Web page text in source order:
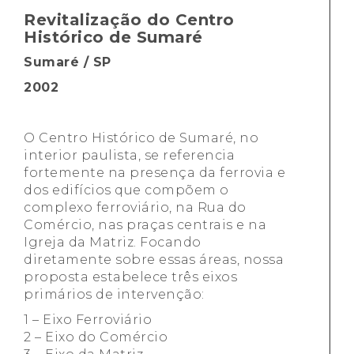
Revitalização do Centro
Histórico de Sumaré
Sumaré / SP
2002
O Centro Histórico de Sumaré, no
interior paulista, se referencia
fortemente na presença da ferrovia e
dos edifícios que compõem o
complexo ferroviário, na Rua do
Comércio, nas praças centrais e na
Igreja da Matriz. Focando
diretamente sobre essas áreas, nossa
proposta estabelece três eixos
primários de intervenção:
1 – Eixo Ferroviário
2 – Eixo do Comércio